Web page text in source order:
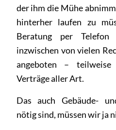
der ihm die Mühe
hinterher laufen zu
Beratung per
inzwischen von vielen
angeboten –
Verträge aller Art.
Das auch Gebäude-
nötig sind, müssen wir ja